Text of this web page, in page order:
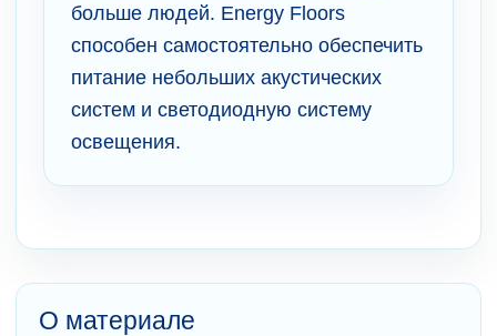
больше людей. Energy Floors
способен самостоятельно обеспечить
питание небольших акустических
систем и светодиодную систему
освещения.
О материале